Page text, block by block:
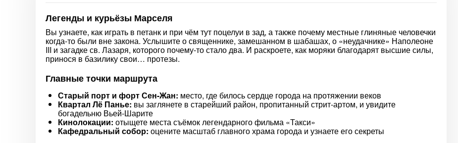
Легенды и курьёзы Марселя
Вы узнаете, как играть в петанк и при чём тут поцелуи в зад, а также почему местные глиняные человечки
когда-то были вне закона. Услышите о священнике, замешанном в шабашах, о «неудачнике» Наполеоне
III и загадке св. Лазаря, которого почему-то стало два. И раскроете, как моряки благодарят высшие силы,
принося в базилику свои… протезы.
Главные точки маршрута
Старый порт и форт Сен-Жан: место, где билось сердце города на протяжении веков
Квартал Лё Панье: вы заглянете в старейший район, пропитанный стрит-артом, и увидите
богадельню Вьей-Шарите
Кинолокации: отыщете места съёмок легендарного фильма «Такси»
Кафедральный собор: оцените масштаб главного храма города и узнаете его секреты